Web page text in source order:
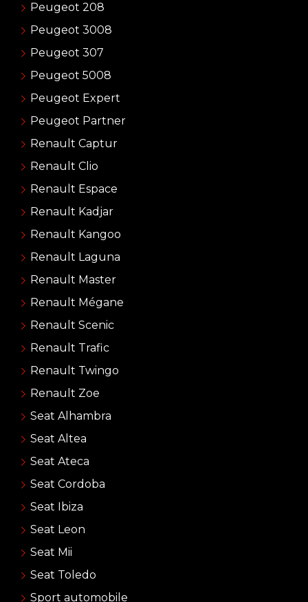
Peugeot 208
Peugeot 3008
Peugeot 307
Peugeot 5008
Peugeot Expert
Peugeot Partner
Renault Captur
Renault Clio
Renault Espace
Renault Kadjar
Renault Kangoo
Renault Laguna
Renault Master
Renault Mégane
Renault Scenic
Renault Trafic
Renault Twingo
Renault Zoe
Seat Alhambra
Seat Altea
Seat Ateca
Seat Cordoba
Seat Ibiza
Seat Leon
Seat Mii
Seat Toledo
Sport automobile